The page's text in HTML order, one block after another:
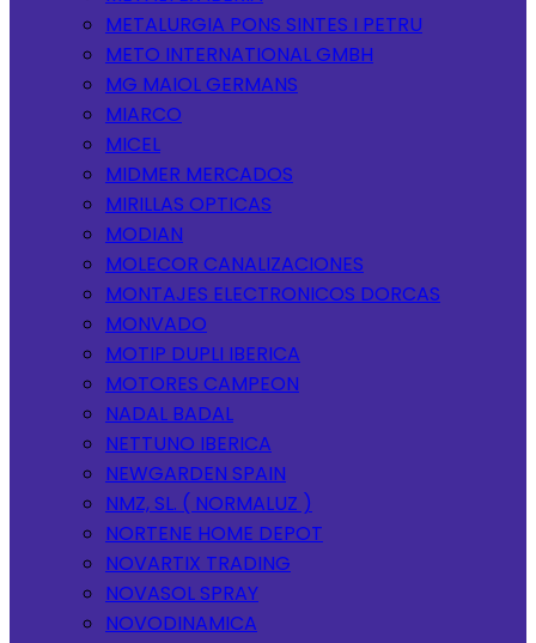
METALURGIA PONS SINTES I PETRU
METO INTERNATIONAL GMBH
MG MAIOL GERMANS
MIARCO
MICEL
MIDMER MERCADOS
MIRILLAS OPTICAS
MODIAN
MOLECOR CANALIZACIONES
MONTAJES ELECTRONICOS DORCAS
MONVADO
MOTIP DUPLI IBERICA
MOTORES CAMPEON
NADAL BADAL
NETTUNO IBERICA
NEWGARDEN SPAIN
NMZ, SL. ( NORMALUZ )
NORTENE HOME DEPOT
NOVARTIX TRADING
NOVASOL SPRAY
NOVODINAMICA